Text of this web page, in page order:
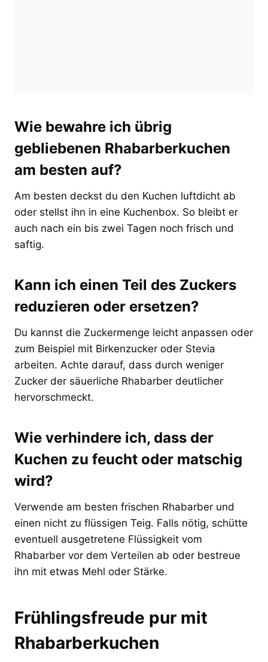
Wie bewahre ich übrig
gebliebenen Rhabarberkuchen
am besten auf?
Am besten deckst du den Kuchen luftdicht ab
oder stellst ihn in eine Kuchenbox. So bleibt er
auch nach ein bis zwei Tagen noch frisch und
saftig.
Kann ich einen Teil des Zuckers
reduzieren oder ersetzen?
Du kannst die Zuckermenge leicht anpassen oder
zum Beispiel mit Birkenzucker oder Stevia
arbeiten. Achte darauf, dass durch weniger
Zucker der säuerliche Rhabarber deutlicher
hervorschmeckt.
Wie verhindere ich, dass der
Kuchen zu feucht oder matschig
wird?
Verwende am besten frischen Rhabarber und
einen nicht zu flüssigen Teig. Falls nötig, schütte
eventuell ausgetretene Flüssigkeit vom
Rhabarber vor dem Verteilen ab oder bestreue
ihn mit etwas Mehl oder Stärke.
Frühlingsfreude pur mit
Rhabarberkuchen